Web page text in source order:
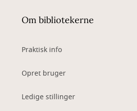
Om bibliotekerne
Praktisk info
Opret bruger
Ledige stillinger